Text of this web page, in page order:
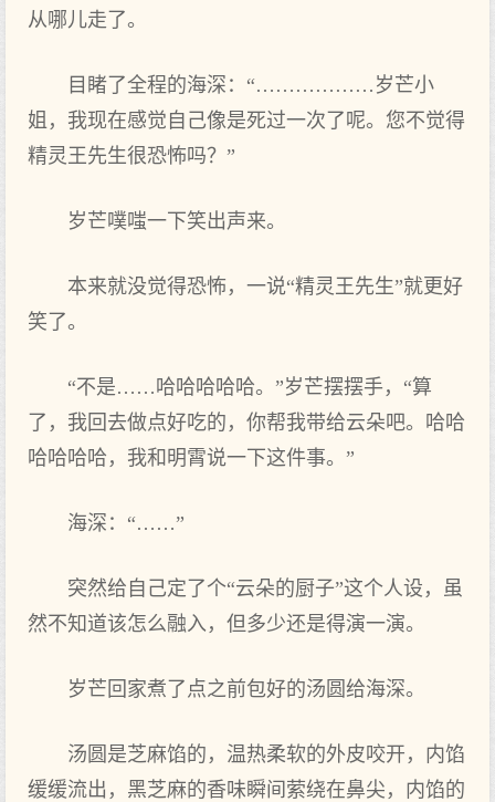
从哪儿走了。
目睹了全程的海深：“………………岁芒小
姐，我现在感觉自己像是死过一次了呢。您不觉得
精灵王先生很恐怖吗？”
岁芒噗嗤一下笑出声来。
本来就没觉得恐怖，一说“精灵王先生”就更好
笑了。
“不是……哈哈哈哈哈。”岁芒摆摆手，“算
了，我回去做点好吃的，你帮我带给云朵吧。哈哈
哈哈哈哈，我和明霄说一下这件事。”
海深：“……”
突然给自己定了个“云朵的厨子”这个人设，虽
然不知道该怎么融入，但多少还是得演一演。
岁芒回家煮了点之前包好的汤圆给海深。
汤圆是芝麻馅的，温热柔软的外皮咬开，内馅
缓缓流出，黑芝麻的香味瞬间萦绕在鼻尖，内馅的